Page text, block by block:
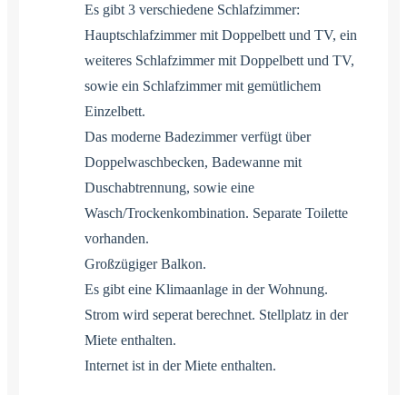
Es gibt 3 verschiedene Schlafzimmer:
Hauptschlafzimmer mit Doppelbett und TV, ein
weiteres Schlafzimmer mit Doppelbett und TV,
sowie ein Schlafzimmer mit gemütlichem
Einzelbett.
Das moderne Badezimmer verfügt über
Doppelwaschbecken, Badewanne mit
Duschabtrennung, sowie eine
Wasch/Trockenkombination. Separate Toilette
vorhanden.
Großzügiger Balkon.
Es gibt eine Klimaanlage in der Wohnung.
Strom wird seperat berechnet. Stellplatz in der
Miete enthalten.
Internet ist in der Miete enthalten.